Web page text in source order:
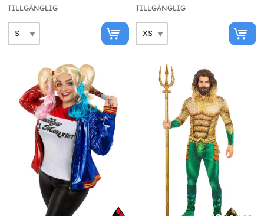
TILLGÄNGLIG TILLGÄNGLIG